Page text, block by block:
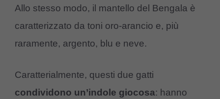
Allo stesso modo, il mantello del Bengala è
caratterizzato da toni oro-arancio e, più
raramente, argento, blu e neve.
Caratterialmente, questi due gatti
condividono un’indole giocosa: hanno